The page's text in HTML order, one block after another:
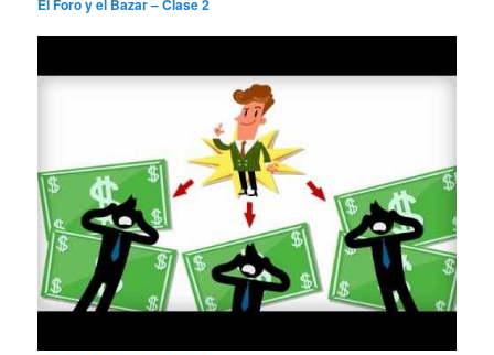
El Foro y el Bazar – Clase 2